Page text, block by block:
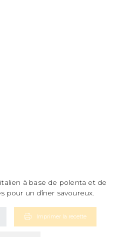
à base de polenta et de
pour un dîner savoureux.
Imprimer la recette